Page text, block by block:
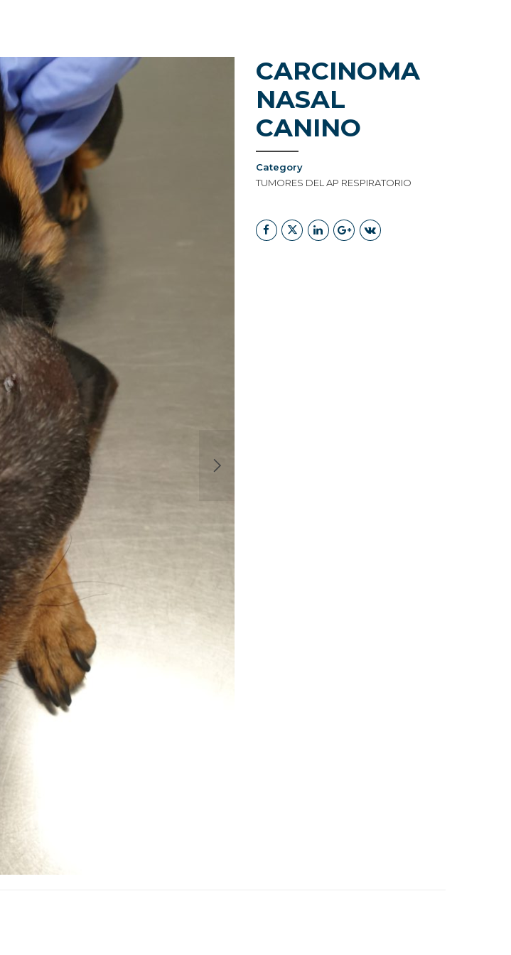
NOSOTROS CONTACTO DONDE ESTAMOS
CARCINOMA
NASAL
CANINO
Category
TUMORES DEL AP RESPIRATORIO